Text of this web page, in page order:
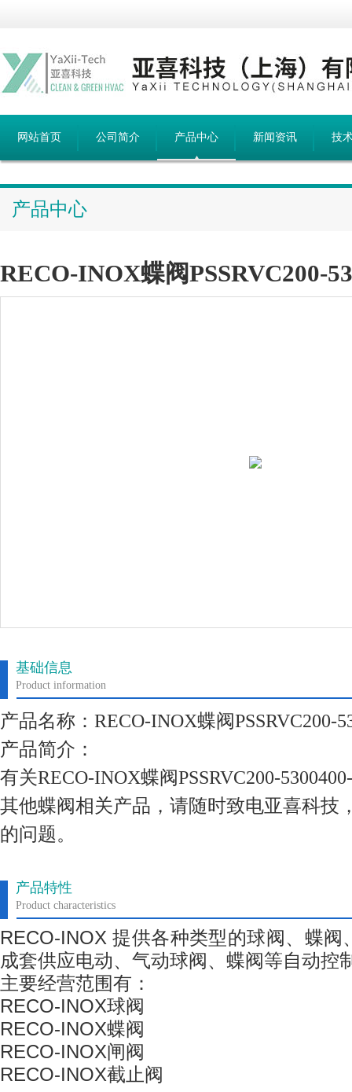
网站首页 公司简介 产品中心 新闻资讯 技
产品中心
RECO-INOX蝶阀PSSRVC200-
基础信息
Product information
产品名称：RECO-INOX蝶阀PSSRVC200-
产品简介：
有关RECO-INOX蝶阀PSSRVC200-
其他蝶阀相关产品，请随时致电亚喜科技
的问题。
产品特性
Product characteristics
RECO-INOX提供各种类型的球阀、蝶阀
成套供应电动、气动球阀、蝶阀等自动控
主要经营范围有：
RECO-INOX球阀
RECO-INOX蝶阀
RECO-INOX闸阀
RECO-INOX截止阀